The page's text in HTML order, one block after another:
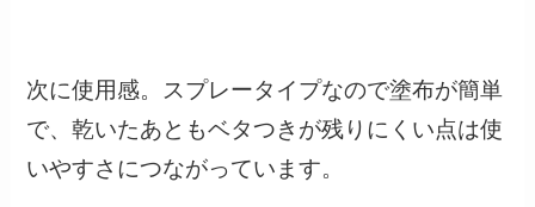
次に使用感。スプレータイプなので塗布が簡単
で、乾いたあともベタつきが残りにくい点は使
いやすさにつながっています。